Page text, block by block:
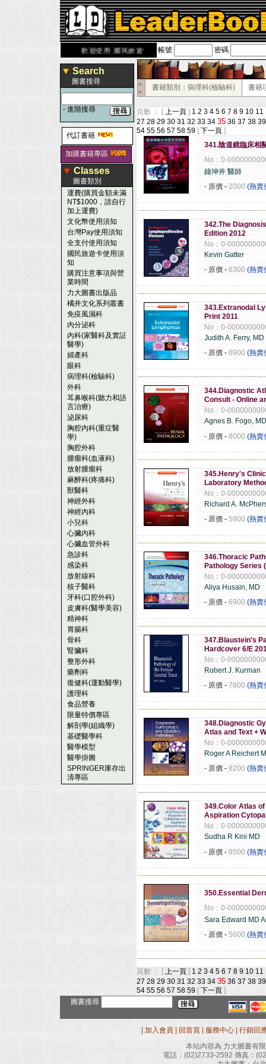
歡迎使用 國民旅遊卡！！ 帳號 密碼
▼ Search
圖書搜尋
- 進階搜尋
代訂書籍
加購書籍專區
▼ Classes
圖書類別
運費(購買金額未滿
NT$1000，請自行
加上運費)
文化幣使用須知
台灣Pay使用須知
全支付使用須知
國民旅遊卡使用須
知
購買注意事項與營
業時間
力大圖書出版品
橘井文化系列叢書
免疫風濕科
內分泌科
內科(家醫科及實証
醫學)
婦產科
眼科
病理科(檢驗科)
外科
耳鼻喉科(聽力和語
言治療)
泌尿科
胸腔內科(重症醫
學)
胸腔外科
腫瘤科(血液科)
放射腫瘤科
麻醉科(疼痛科)
獸醫科
神經外科
神經內科
小兒科
心臟內科
心臟血管外科
急診科
感染科
放射線科
核子醫科
牙科(口腔外科)
皮膚科(醫學美容)
精神科
胃腸科
骨科
腎臟科
整形外科
藥劑科
復健科(運動醫學)
護理科
食品營養
限量特價專區
解剖學(組織學)
基礎醫學科
醫學模型
醫學掛圖
SPRINGER庫存出
清專區
■
■
書籍類別：病理科(檢驗科) 書籍
頁數 ： [ 上一頁 ] 1 2 3 4 5 6 7 8 9 10 11
27 28 29 30 31 32 33 34 35 36 37 38 39
54 55 56 57 58 59 [ 下一頁 ]
341.陰道鏡臨床相
No：0-
鐘坤井 醫師
- 原價 - 2000 (熱賣
342.The
Edition 2012
No：0-
Kevin Gatter
- 原價 - 6300 (熱賣
343.Extranodal
Print 2011
No：0-
Judith A. Ferry, MD
- 原價 - 6900 (熱賣
344.Diagnostic
Consult - Online
No：0-
Agnes B. Fogo, MD
- 原價 - 8000 (熱賣
345.Henry's
Laboratory
No：0-
Richard A.
- 原價 - 5800 (熱賣
346.Thoracic
Pathology Series
No：0-
Aliya Husain, MD
- 原價 - 6900 (熱賣
347.Blaustein's
Hardcover 6/E
No：0-
Robert J. Kurman
- 原價 - 7800 (熱賣
348.Diagnostic
Atlas and Text +
No：0-
Roger A Reichert
- 原價 - 8200 (熱賣
349.Color Atlas
Aspiration
No：0-
Sudha R Kini MD
- 原價 - 9500 (熱賣
350.Essential
No：0-
Sara Edward MD
- 原價 - 5600 (熱賣
頁數 ： [ 上一頁 ] 1 2 3 4 5 6 7 8 9 10 11
27 28 29 30 31 32 33 34 35 36 37 38 39
54 55 56 57 58 59 [ 下一頁 ]
圖書搜尋
加入會員 回首頁 服務中心
行銷回
本站內容為 力大圖書有
電話： (02)2733-2592 傳真：